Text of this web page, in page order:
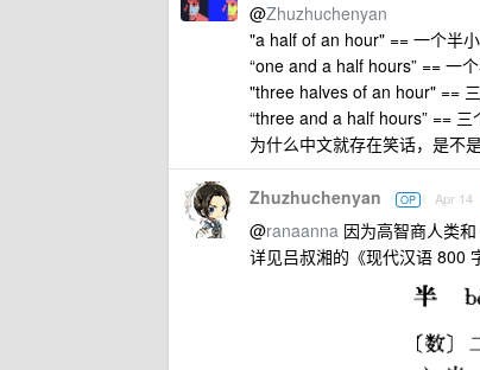
@Zhuzhuchenyan
"a half of an hour" == 一个半小
“one and a half hours” == 一
"three halves of an hour" ==
“three and a half hours” == 三
为什么中文就存在笑话，是不
Zhuzhuchenyan OP Apr 14
@ranaanna 因为高智商人类
详见吕叔湘的《现代汉语 800